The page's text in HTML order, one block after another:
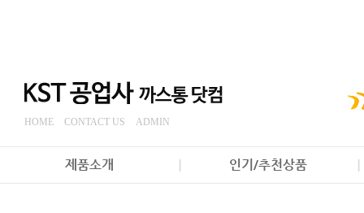
HOME CONTACT US ADMIN
제품소개 인기/추천상품